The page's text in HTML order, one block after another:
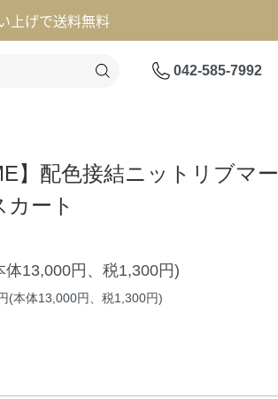
上げで送料無料
042-585-7992
】配色接結ニットリブマー
カート
体13,000円、税1,300円)
(本体13,000円、税1,300円)